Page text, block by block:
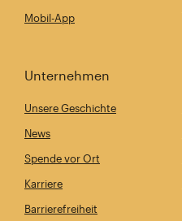
Mobil-App
Unternehmen
Unsere Geschichte
News
Spende vor Ort
Karriere
Barrierefreiheit